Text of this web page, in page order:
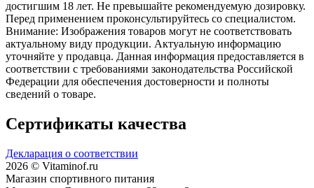
достигшим 18 лет. Не превышайте рекомендуемую дозировку.
Перед применением проконсультируйтесь со специалистом.
Внимание: Изображения товаров могут не соответствовать
актуальному виду продукции. Актуальную информацию
уточняйте у продавца. Данная информация предоставляется в
соответствии с требованиями законодательства Российской
Федерации для обеспечения достоверности и полноты
сведений о товаре.
Сертификаты качества
Декларация о соответствии
2026 © Vitaminof.ru
Магазин спортивного питания